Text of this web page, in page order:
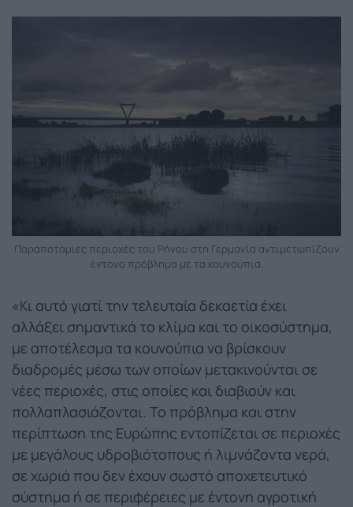
Παραποτάμιες περιοχές του Ρήνου στη Γερμανία αντιμετωπίζουν
έντονο πρόβλημα με τα κουνούπια.
«Κι αυτό γιατί την τελευταία δεκαετία έχει
αλλάξει σημαντικά το κλίμα και το οικοσύστημα,
με αποτέλεσμα τα κουνούπια να βρίσκουν
διαδρομές μέσω των οποίων μετακινούνται σε
νέες περιοχές, στις οποίες και διαβιούν και
πολλαπλασιάζονται. Το πρόβλημα και στην
περίπτωση της Ευρώπης εντοπίζεται σε περιοχές
με μεγάλους υδροβιότοπους ή λιμνάζοντα νερά,
σε χωριά που δεν έχουν σωστό αποχετευτικό
σύστημα ή σε περιφέρειες με έντονη αγροτική